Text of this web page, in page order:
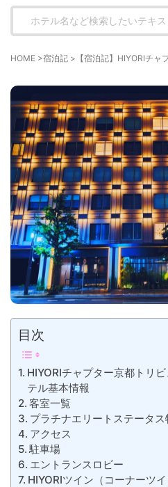
HOME >宿泊記 > 【宿泊記】HIYORIチ
目次
HIYORIチャプター京都トリ
テル基本情報
客室一覧
プラチナエリートステータス
アクセス
駐車場
エントランスロビー
HIYORIツイン（コーナーツ